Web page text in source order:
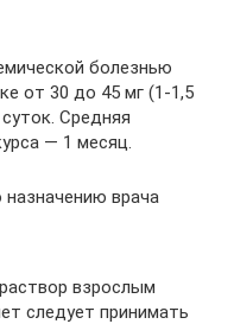
болезнью
от 30 до 45 мг (1-1,5
Средняя
— 1 месяц.
врача
взрослым
следует принимать